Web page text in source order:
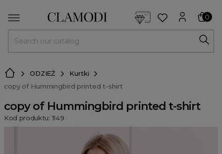
0
ODZIEŻ
Kurtki
copy of Hummingbird printed t-shirt
copy of Hummingbird printed t-shirt
Kod produktu: 1149